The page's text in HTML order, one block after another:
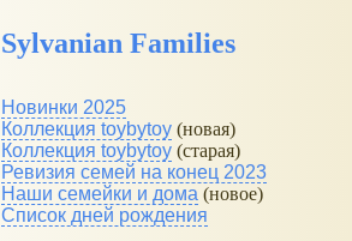
Sylvanian Families
Новинки 2025
Коллекция toybytoy (новая)
Коллекция toybytoy (старая)
Ревизия семей на конец 2023
Наши семейки и дома (новое)
Список дней рождения